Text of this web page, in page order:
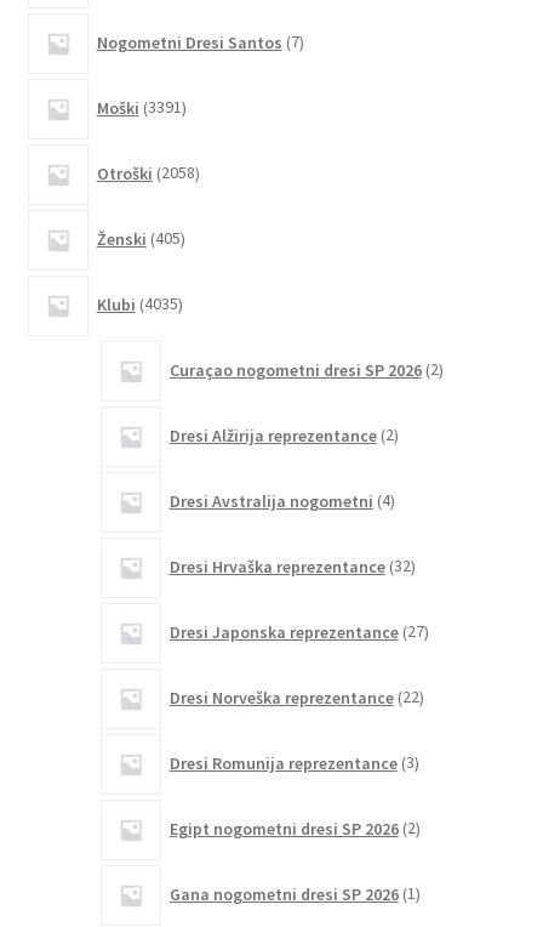
Nogometni Dresi Santos 7izdelkov
Moški 3391izdelkov
Otroški 2058izdelkov
Ženski 405izdelkov
Klubi 4035izdelkov
Curaçao nogometni dresi SP 2026 2izdelka
Dresi Alžirija reprezentance 2izdelka
Dresi Avstralija nogometni 4izdelki
Dresi Hrvaška reprezentance 32izdelkov
Dresi Japonska reprezentance 27izdelkov
Dresi Norveška reprezentance 22izdelkov
Dresi Romunija reprezentance 3izdelki
Egipt nogometni dresi SP 2026 2izdelka
Gana nogometni dresi SP 2026 1izdelek